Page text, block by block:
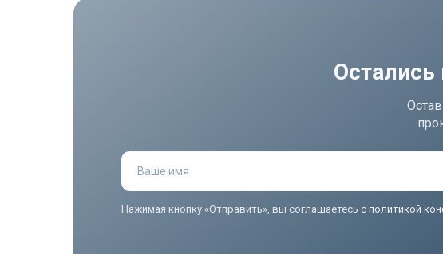
Ваше имя
Нажимая кнопку «Отправить», вы соглашаетесь с политикой